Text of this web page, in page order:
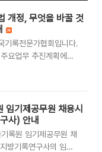
개정, 무엇을 바꿀 것
기록전문가협회입니다.
요업무 추진계획에
령 개정을 포함하는 등
라인 접근과 서비스 등
계하기 위해서는 앞으
방향에 대한 충분한
회에서는 2026년 8월
임기제공무원 채용시
사) 안내
록원 임기제공무원 채
방기록연구사의 임용